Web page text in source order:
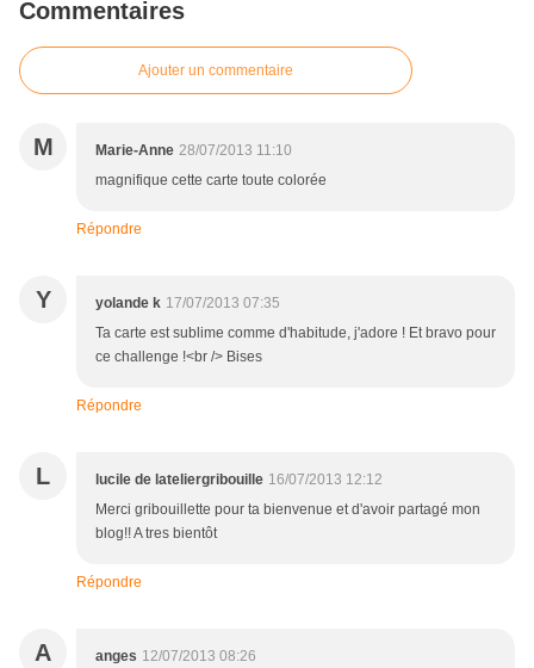
Commentaires
Ajouter un commentaire
M Marie-Anne 28/07/2013 11:10
magnifique cette carte toute colorée
Répondre
Y yolande k 17/07/2013 07:35
Ta carte est sublime comme d'habitude, j'adore ! Et bravo pour
ce challenge !<br /> Bises
Répondre
L lucile de lateliergribouille 16/07/2013 12:12
Merci gribouillette pour ta bienvenue et d'avoir partagé mon
blog!! A tres bientôt
Répondre
A anges 12/07/2013 08:26